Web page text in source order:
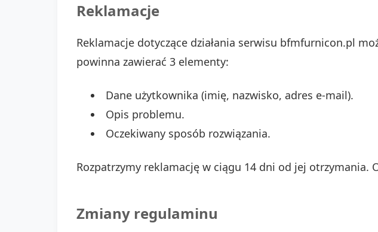
Reklamacje
Reklamacje dotyczące działania serwisu bfmfurnicon.pl
powinna zawierać 3 elementy:
Dane użytkownika (imię, nazwisko, adres e-mail).
Opis problemu.
Oczekiwany sposób rozwiązania.
Rozpatrzymy reklamację w ciągu 14 dni od jej otrzymania.
Zmiany regulaminu